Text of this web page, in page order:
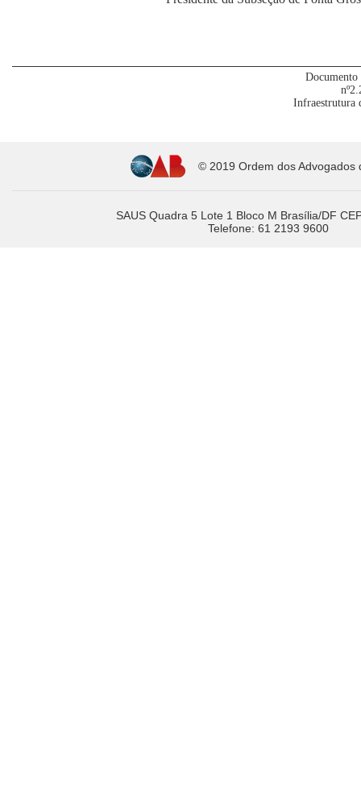
Documento
Infraestrutura
© 2019 Ordem dos Advogados
SAUS Quadra 5 Lote 1 Bloco M Brasília/DF
Telefone: 61 2193 9600